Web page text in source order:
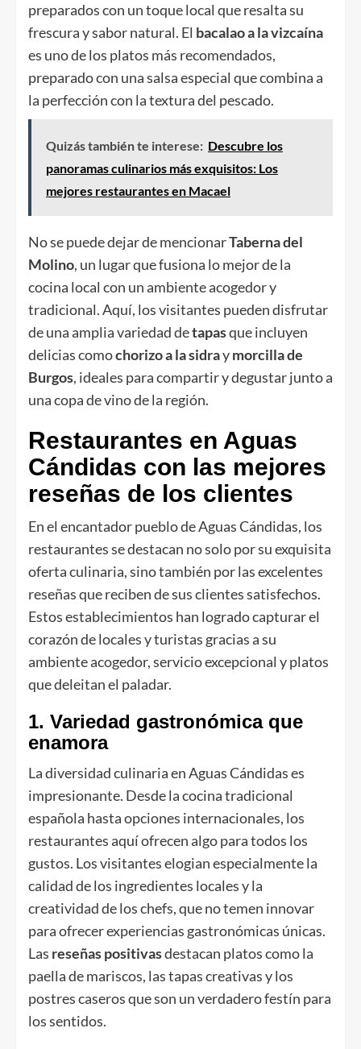
preparados con un toque local que resalta su
frescura y sabor natural. El bacalao a la vizcaína
es uno de los platos más recomendados,
preparado con una salsa especial que combina a
la perfección con la textura del pescado.
Quizás también te interese: Descubre los
panoramas culinarios más exquisitos: Los
mejores restaurantes en Macael
No se puede dejar de mencionarTaberna del
Molino, un lugar que fusiona lo mejor de la
cocina local con un ambiente acogedor y
tradicional. Aquí, los visitantes pueden disfrutar
de una amplia variedad detapasque incluyen
delicias comochorizo a la sidraymorcilla de
Burgos, ideales para compartir y degustar junto a
una copa de vino de la región.
Restaurantes en Aguas
Cándidas con las mejores
reseñas de los clientes
En el encantador pueblo de Aguas Cándidas, los
restaurantes se destacan no solo por su exquisita
oferta culinaria, sino también por las excelentes
reseñas que reciben de sus clientes satisfechos.
Estos establecimientos han logrado capturar el
corazón de locales y turistas gracias a su
ambiente acogedor, servicio excepcional y platos
que deleitan el paladar.
1. Variedad gastronómica que
enamora
La diversidad culinaria en Aguas Cándidas es
impresionante. Desde la cocina tradicional
española hasta opciones internacionales, los
restaurantes aquí ofrecen algo para todos los
gustos. Los visitantes elogian especialmente la
calidad de los ingredientes locales y la
creatividad de los chefs, que no temen innovar
para ofrecer experiencias gastronómicas únicas.
Las reseñas positivasdestacan platos como la
paella de mariscos, las tapas creativas y los
postres caseros que son un verdadero festín para
los sentidos.